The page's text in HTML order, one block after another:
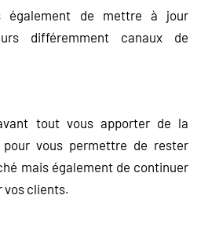
également de mettre à jour
différemment canaux de
tout vous apporter de la
pour vous permettre de rester
mais également de continuer
vos clients.